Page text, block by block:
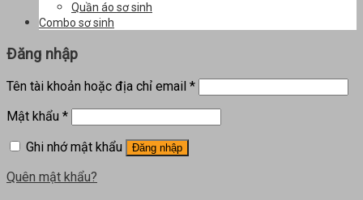
Quần áo sơ sinh
Combo sơ sinh
Đăng nhập
Tên tài khoản hoặc địa chỉ email *
Mật khẩu *
Ghi nhớ mật khẩu
Đăng nhập
Quên mật khẩu?